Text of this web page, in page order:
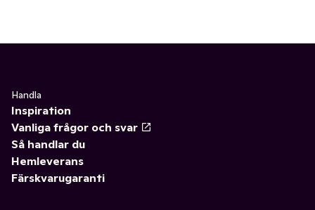
Handla
Inspiration
Vanliga frågor och svar
Så handlar du
Hemleverans
Färskvarugaranti